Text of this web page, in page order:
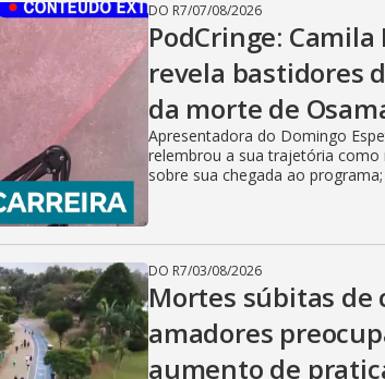
DO R7/07/08/2026
PodCringe:
revela bastidores
da morte de
Apresentadora do Domingo
relembrou a sua trajetória
sobre sua chegada ao
DO R7/03/08/2026
Mortes súbitas de
amadores
aumento de